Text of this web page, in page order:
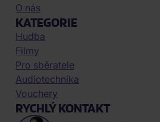
O nás
KATEGORIE
Hudba
Filmy
Pro sběratele
Audiotechnika
Vouchery
RYCHLÝ KONTAKT